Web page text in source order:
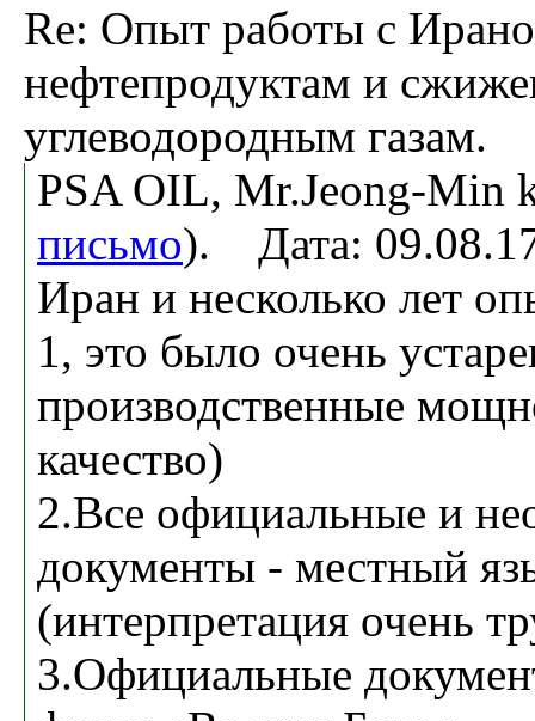
Re: Опыт работы с
нефтепродуктам и
углеводородным газам.
PSA OIL, Mr.Jeong-Min
письмо). Дата:
Иран и несколько лет
1, это было очень
производственные
качество)
2.Все официальные и
документы - местный
(интерпретация очень
3.Официальные